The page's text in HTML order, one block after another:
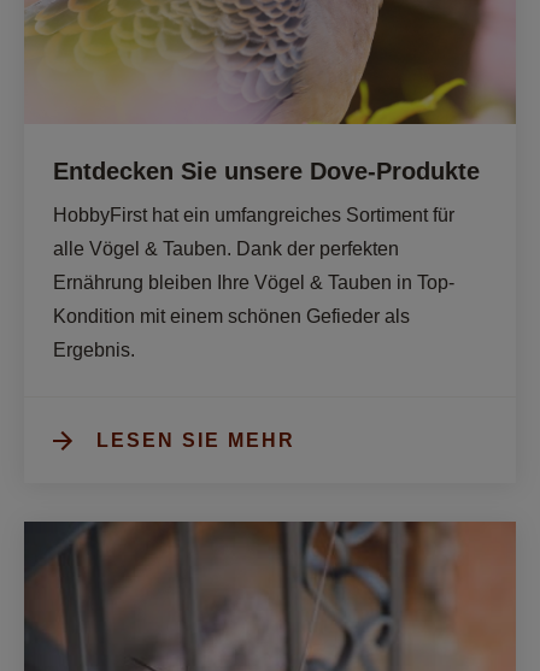
Entdecken Sie unsere Dove-Produkte
HobbyFirst hat ein umfangreiches Sortiment für
alle Vögel & Tauben. Dank der perfekten
Ernährung bleiben Ihre Vögel & Tauben in Top-
Kondition mit einem schönen Gefieder als
Ergebnis.
LESEN SIE MEHR